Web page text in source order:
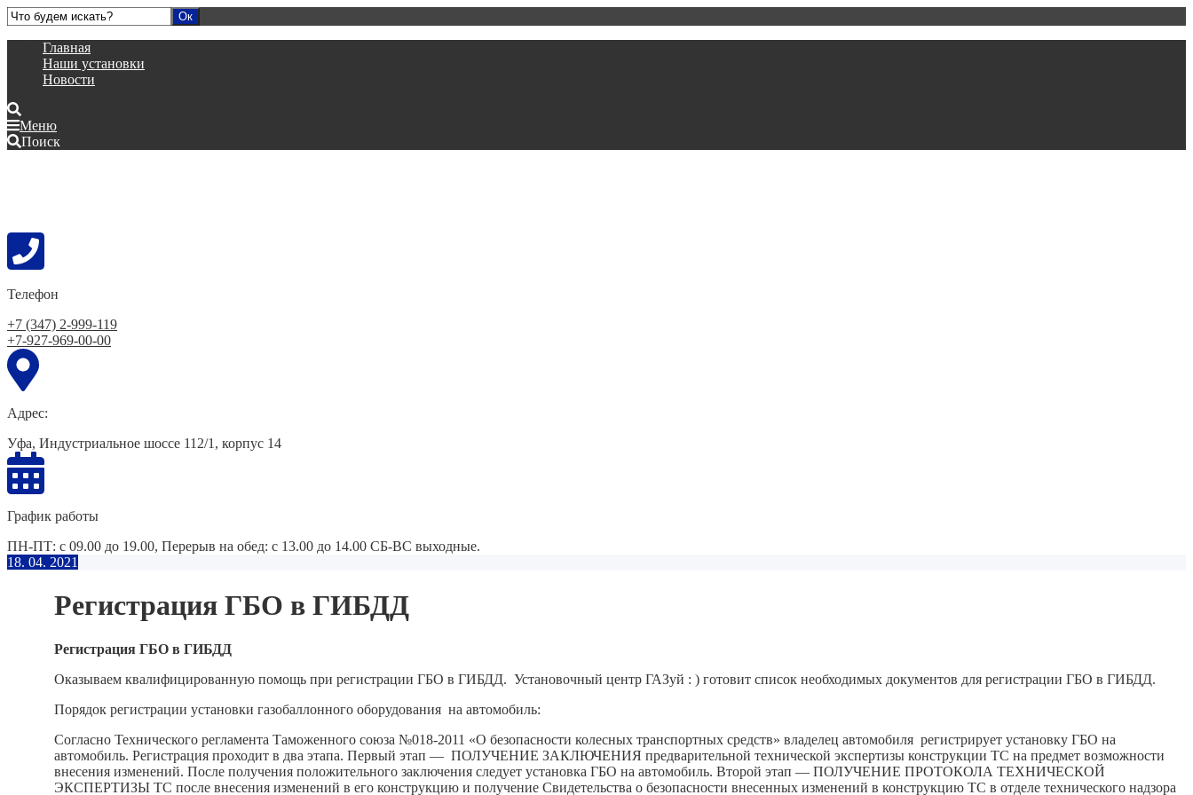
Главная
Наши установки
Новости
Меню
Поиск
Телефон
+7 (347) 2-999-119
+7-927-969-00-00
Адрес:
Уфа, Индустриальное шоссе 112/1, корпус 14
График работы
ПН-ПТ: с 09.00 до 19.00, Перерыв на обед: с 13.00 до 14.00 СБ-ВС выходные.
18. 04. 2021
Регистрация ГБО в ГИБДД
Регистрация ГБО в ГИБДД
Оказываем квалифицированную помощь при регистрации ГБО в ГИБДД. Установочный центр ГАЗуй : ) готовит список необходимых документов для регистрации ГБО в ГИБДД.
Порядок регистрации установки газобаллонного оборудования на автомобиль:
Согласно Технического регламента Таможенного союза №018-2011 «О безопасности колесных транспортных средств» владелец автомобиля регистрирует установку ГБО на
автомобиль. Регистрация проходит в два этапа. Первый этап — ПОЛУЧЕНИЕ ЗАКЛЮЧЕНИЯ предварительной технической экспертизы конструкции ТС на предмет возможности
внесения изменений. После получения положительного заключения следует установка ГБО на автомобиль. Второй этап — ПОЛУЧЕНИЕ ПРОТОКОЛА ТЕХНИЧЕСКОЙ
ЭКСПЕРТИЗЫ ТС после внесения изменений в его конструкцию и получение Свидетельства о безопасности внесенных изменений в конструкцию ТС в отделе технического надзора